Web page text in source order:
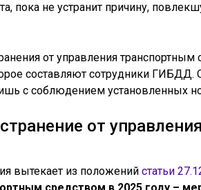
пока не устранит причину,
от управления
составляют сотрудники ГИБДД.
с соблюдением установленных
от
вытекает из положений статьи